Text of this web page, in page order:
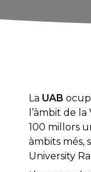
La UAB
l’àmbit de
100 millors
àmbits més,
University